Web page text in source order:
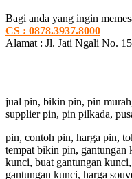
Bagi anda yang ingin
CS : 0878.3937.8000
Alamat : Jl. Jati Ngali No.
jual pin, bikin pin, pin
supplier pin, pin pilkada,
pin, contoh pin, harga pin,
tempat bikin pin, gantungan
kunci, buat gantungan
gantungan kunci, harga